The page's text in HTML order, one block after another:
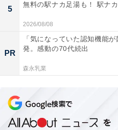
5
無料の駅ナカ足湯も！ 駅ナ
2026/08/08
PR
「気になっていた認知機能
発。感動の70代続出
森永乳業